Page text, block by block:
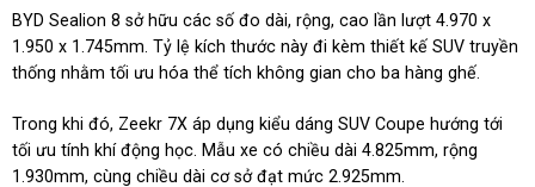
BYD Sealion 8 sở hữu các số đo dài, rộng, cao lần lượt 4.970 x
1.950 x 1.745mm. Tỷ lệ kích thước này đi kèm thiết kế SUV truyền
thống nhằm tối ưu hóa thể tích không gian cho ba hàng ghế.
Trong khi đó, Zeekr 7X áp dụng kiểu dáng SUV Coupe hướng tới
tối ưu tính khí động học. Mẫu xe có chiều dài 4.825mm, rộng
1.930mm, cùng chiều dài cơ sở đạt mức 2.925mm.